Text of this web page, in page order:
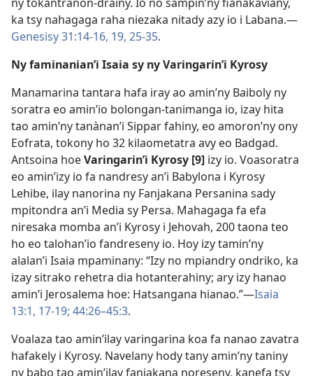
ka tsy nahagaga raha niezaka nitady azy io i Labana.—
Genesisy 31:14-16, 19, 25-35.
Ny faminanian’i Isaia sy ny Varingarin’i Kyrosy
Manamarina tantara hafa iray ao amin’ny Baiboly ny
soratra eo amin’io bolongan-tanimanga io, izay hita
tao amin’ny tanànan’i Sippar fahiny, eo amoron’ny ony
Eofrata, tokony ho 32 kilaometatra avy eo Badgad.
Antsoina hoeVaringarin’i Kyrosy [9] izy io. Voasoratra
eo amin’izy io fa nandresy an’i Babylona i Kyrosy
Lehibe, ilay nanorina ny Fanjakana Persanina sady
mpitondra an’i Media sy Persa. Mahagaga fa efa
niresaka momba an’i Kyrosy i Jehovah, 200 taona teo
ho eo talohan’io fandreseny io. Hoy izy tamin’ny
alalan’i Isaia mpaminany: “Izy no mpiandry ondriko, ka
izay sitrako rehetra dia hotanterahiny; ary izy hanao
amin’i Jerosalema hoe: Hatsangana hianao.”—Isaia
13:1, 17-19; 44:26–45:3.
Voalaza tao amin’ilay varingarina koa fa nanao zavatra
hafakely i Kyrosy. Navelany hody tany amin’ny taniny
ny babo tao amin’ilay fanjakana noreseny, kanefa tsy